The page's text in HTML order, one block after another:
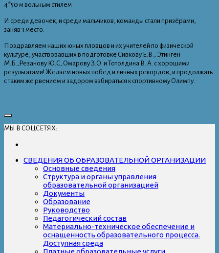
4*50 м вольным стилем
И среди девочек, и среди мальчиков, команды стали призёрами,
заняв 3 место.
Поздравляем наших юных пловцов и их учителей по физической
культуре, участвовавших в подготовке Сивкову Е.В., Этинген
М.Б.,Резанову Ю.С, Омарову З.О. и Тотолдина В. А. с хорошими
результатами! Желаем новых побед и личных рекордов, и продолжать
с таким же рвением и задором взбираться к спортивному Олимпу.
МЫ В СОЦСЕТЯХ:
СВЕДЕНИЯ ОБ ОБРАЗОВАТЕЛЬНОЙ ОРГАНИЗАЦИИ
Основные сведения
Структура и органы управления
образовательной организацией
Документы
Образование
Руководство
Педагогический состав
Материально-техническое обеспечение и
оснащенность образовательного процесса.
Доступная среда
Платные образовательные услуги